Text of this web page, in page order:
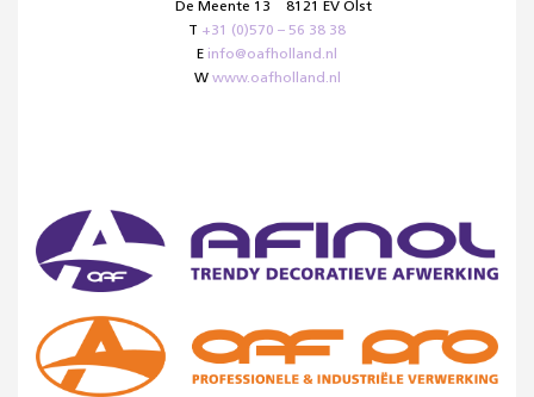
De Meente 13
8121 EV Olst
T +31 (0)570 – 56 38 38
E info@oafholland.nl
W www.oafholland.nl